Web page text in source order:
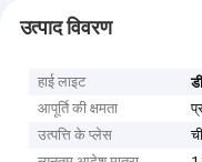
उत्पाद विवरण
हाई लाइट
आपूर्ति की क्षमता
उत्पत्ति के प्लेस